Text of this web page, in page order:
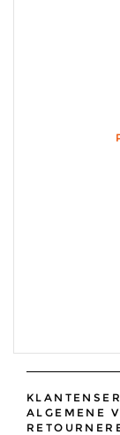
ALGEMENE